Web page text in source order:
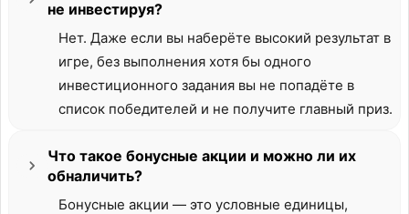
не инвестируя?
Нет. Даже если вы наберёте высокий результат в
игре, без выполнения хотя бы одного
инвестиционного задания вы не попадёте в
список победителей и не получите главный приз.
Что такое бонусные акции и можно ли их
обналичить?
Бонусные акции — это условные единицы,